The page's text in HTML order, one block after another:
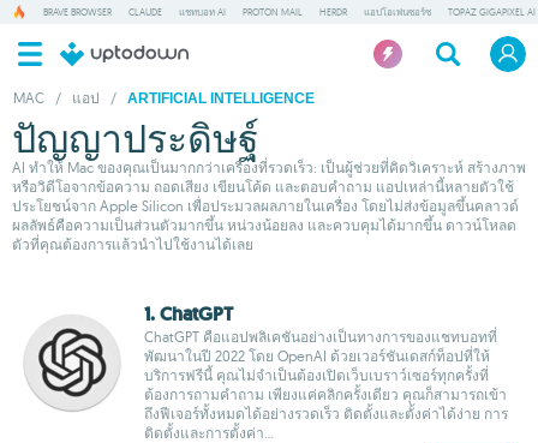
BRAVE BROWSER CLAUDE แชทบอท AI PROTON MAIL HERDR แอปโอเพ่นซอร์ซ TOPAZ GIGAPIXEL AI
MAC / แอป / ARTIFICIAL INTELLIGENCE
ปัญญาประดิษฐ์
AI ทำให้ Mac ของคุณเป็นมากกว่าเครื่องที่รวดเร็ว: เป็นผู้ช่วยที่คิดวิเคราะห์ สร้างภาพ
หรือวิดีโอจากข้อความ ถอดเสียง เขียนโค้ด และตอบคำถาม แอปเหล่านี้หลายตัวใช้
ประโยชน์จาก Apple Silicon เพื่อประมวลผลภายในเครื่อง โดยไม่ส่งข้อมูลขึ้นคลาวด์
ผลลัพธ์คือความเป็นส่วนตัวมากขึ้น หน่วงน้อยลง และควบคุมได้มากขึ้น ดาวน์โหลด
ตัวที่คุณต้องการแล้วนำไปใช้งานได้เลย
1. ChatGPT
ChatGPT คือแอปพลิเคชันอย่างเป็นทางการของแชทบอทที่
พัฒนาในปี 2022 โดย OpenAI ด้วยเวอร์ชันเดสก์ท็อปที่ให้
บริการฟรีนี้ คุณไม่จำเป็นต้องเปิดเว็บเบราว์เซอร์ทุกครั้งที่
ต้องการถามคำถาม เพียงแค่คลิกครั้งเดียว คุณก็สามารถเข้า
ถึงฟีเจอร์ทั้งหมดได้อย่างรวดเร็ว ติดตั้งและตั้งค่าได้ง่าย การ
ติดตั้งและการตั้งค่า...